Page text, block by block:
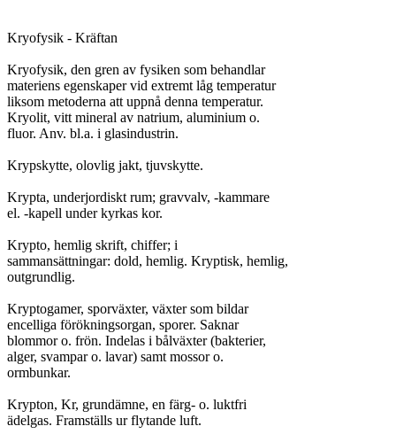
Kryofysik - Kräftan
Kryofysik, den gren av fysiken som behandlar
materiens egenskaper vid extremt låg temperatur
liksom metoderna att uppnå denna temperatur.
Kryolit, vitt mineral av natrium, aluminium o.
fluor. Anv. bl.a. i glasindustrin.
Krypskytte, olovlig jakt, tjuvskytte.
Krypta, underjordiskt rum; gravvalv, -kammare
el. -kapell under kyrkas kor.
Krypto, hemlig skrift, chiffer; i
sammansättningar: dold, hemlig. Kryptisk, hemlig,
outgrundlig.
Kryptogamer, sporväxter, växter som bildar
encelliga förökningsorgan, sporer. Saknar
blommor o. frön. Indelas i bålväxter (bakterier,
alger, svampar o. lavar) samt mossor o.
ormbunkar.
Krypton, Kr, grundämne, en färg- o. luktfri
ädelgas. Framställs ur flytande luft.